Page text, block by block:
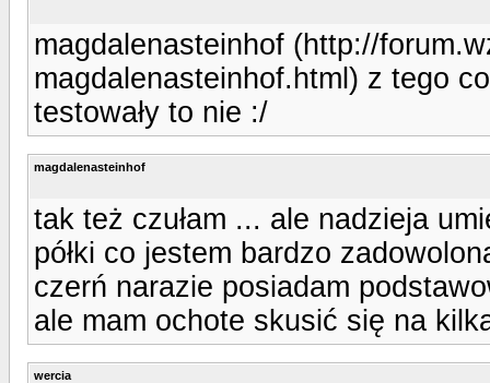
magdalenasteinhof (http://
magdalenasteinhof.html) z tego
testowały to nie :/
magdalenasteinhof
tak też czułam ... ale nadzieja
półki co jestem bardzo
czerń narazie posiadam
ale mam ochote skusić się na
wercia